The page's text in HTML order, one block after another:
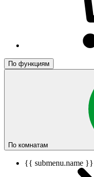
По функциям
По комнатам
{{ submenu.name }}